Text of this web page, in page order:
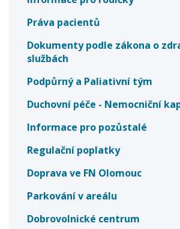
Práva pacientů
Dokumenty podle zákona o
službách
Podpůrný a Paliativní tým
Duchovní péče - Nemocniční
Informace pro pozůstalé
Regulační poplatky
Doprava ve FN Olomouc
Parkování v areálu
Dobrovolnické centrum